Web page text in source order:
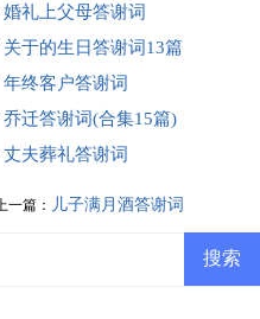
婚礼上父母答谢词
关于的生日答谢词13篇
年终客户答谢词
乔迁答谢词(合集15篇)
丈夫葬礼答谢词
上一篇： 儿子满月酒答谢词